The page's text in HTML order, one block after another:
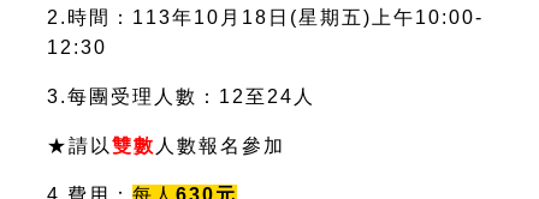
2.時間：113年10月18日(星期五)上午10:00-
12:30
3.每團受理人數：12至24人
★請以 雙數 人數報名參加
4.費用： 每人 630元